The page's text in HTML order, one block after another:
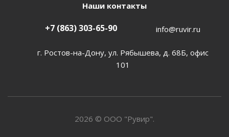
Наши контакты
+7 (863) 303-65-90 info@ruvir.ru
г. Ростов-на-Дону, ул. Рябышева, д. 68Б, офис
101
2026 © ООО "Рувир".